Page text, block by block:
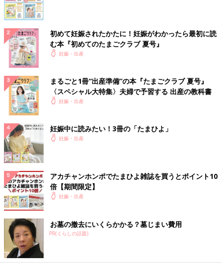
初めて妊娠されたかたに！妊娠がわかったら最初に読
む本『初めてのたまごクラブ 夏号』
妊娠・出産
まるごと1冊“出産準備”の本『たまごクラブ 夏号』
〈スペシャル大特集〉夫婦で予習する 出産の教科書
妊娠・出産
妊娠中に読みたい！3冊の「たまひよ」
妊娠・出産
アカチャンホンポでたまひよ雑誌を買うとポイント10
倍【期間限定】
妊娠・出産
お墓の撤去にいくらかかる？墓じまい費用
PR(くらしの話題)